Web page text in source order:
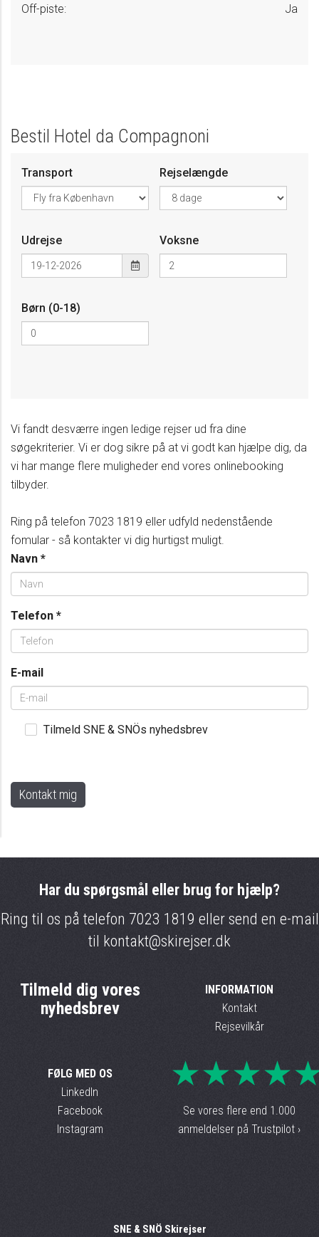
Off-piste:
Ja
Bestil Hotel da Compagnoni
Transport Rejselængde
Udrejse Voksne
Børn (0-18)
Vi fandt desværre ingen ledige rejser ud fra dine
søgekriterier. Vi er dog sikre på at vi godt kan hjælpe dig, da
vi har mange flere muligheder end vores onlinebooking
tilbyder.
Ring på telefon 7023 1819 eller udfyld nedenstående
fomular - så kontakter vi dig hurtigst muligt.
Navn *
Telefon *
E-mail
Tilmeld SNE & SNÖs nyhedsbrev
Har du spørgsmål eller brug for hjælp?
Ring til os på telefon 7023 1819 eller send en e-mail
til kontakt@skirejser.dk
Tilmeld dig vores
nyhedsbrev
INFORMATION
Kontakt
Rejsevilkår
FØLG MED OS
LinkedIn
Facebook
Instagram
Se vores flere end 1.000
anmeldelser på Trustpilot ›
SNE & SNÖ Skirejser